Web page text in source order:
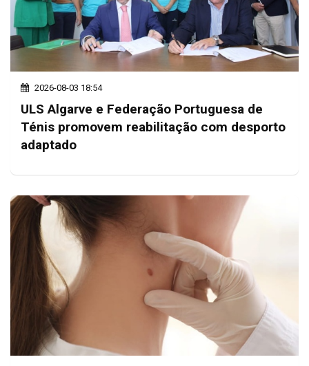
2026-08-03 18:54
ULS Algarve e Federação Portuguesa de
Ténis promovem reabilitação com desporto
adaptado